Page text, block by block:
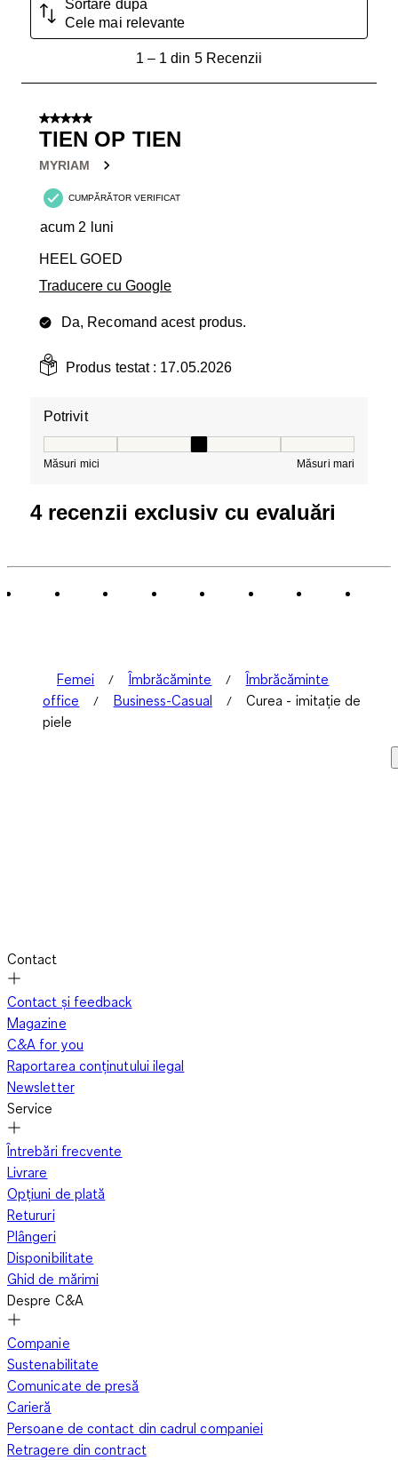
Sortare după
Cele mai relevante
din
1– 1 din 5 Recenzii
5 din 5 stele.
TIEN OP TIEN
MYRIAM
CUMPĂRĂTOR VERIFICAT
acum 2 luni
HEEL GOED
Traducere cu Google
Da, Recomand acest produs.
Produs testat : 17.05.2026
Potrivit
Măsuri mici Măsuri mari
4 recenzii exclusiv cu evaluări
Femei Îmbrăcăminte
Îmbrăcăminte
office
Business-Casual
Curea - imitație de
piele
Contact
Contact și feedback
Magazine
C&A for you
Raportarea conținutului ilegal
Newsletter
Service
Întrebări frecvente
Livrare
Opțiuni de plată
Retururi
Plângeri
Disponibilitate
Ghid de mărimi
Despre C&A
Companie
Sustenabilitate
Comunicate de presă
Carieră
Persoane de contact din cadrul companiei
Retragere din contract